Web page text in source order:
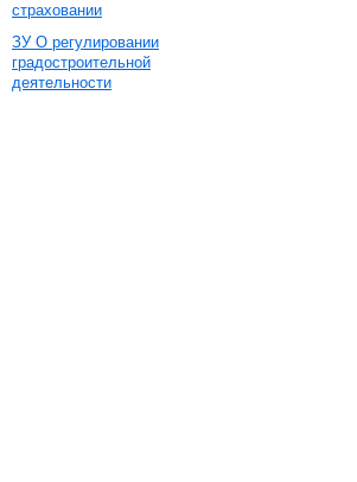
страховании
ЗУ О регулировании
градостроительной
деятельности